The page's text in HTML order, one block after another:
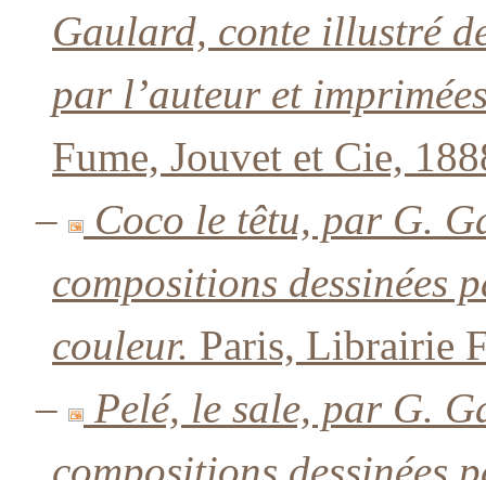
Gaulard, conte illustré
par l’auteur et
Fume, Jouvet et Cie,
–
Coco le têtu, par G.
compositions dessinées
couleur. Paris, Librairie
–
Pelé, le sale, par G.